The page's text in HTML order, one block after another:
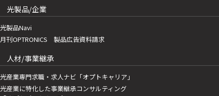
光製品/企業
光製品Navi
月刊OPTRONICS 製品広告資料請求
人材/事業継承
光産業専門求職・求人ナビ「オプトキャリア」
光産業に特化した事業継承コンサルティング